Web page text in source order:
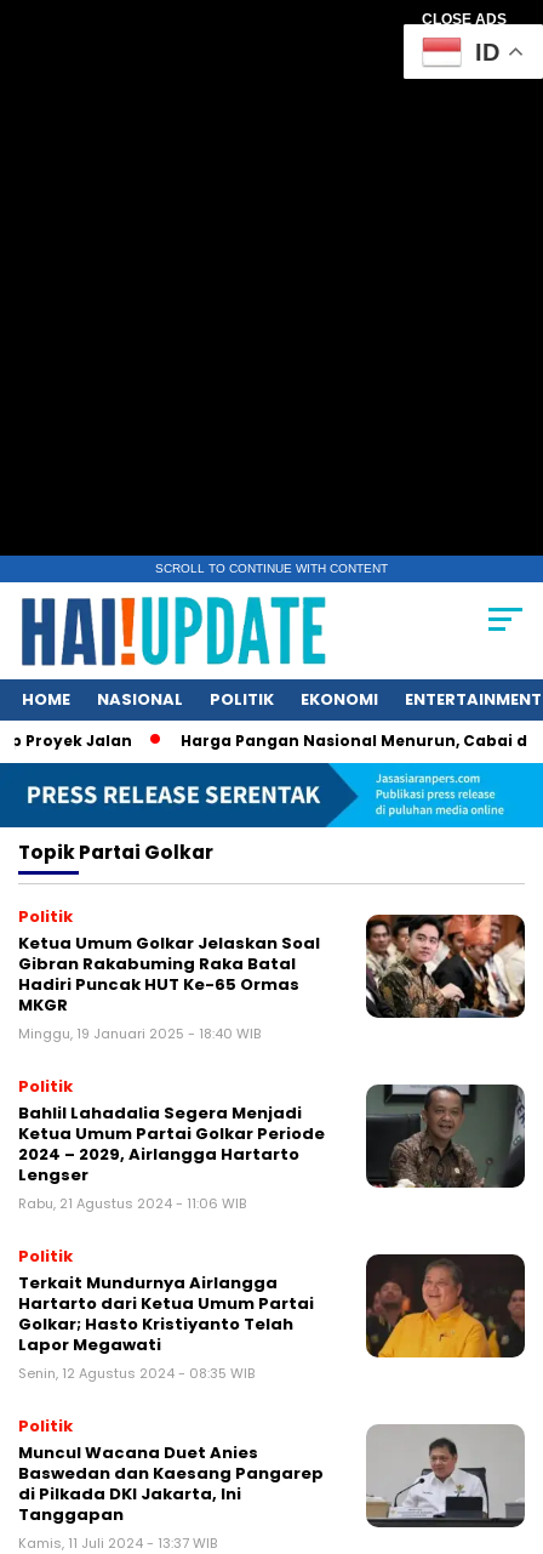
CLOSE ADS
SCROLL TO CONTINUE WITH CONTENT
HOME NASIONAL POLITIK EKONOMI ENTERTAINMENT
Proyek Jalan Harga Pangan Nasional Menurun, Cabai
TopikPartai Golkar
Politik
Ketua Umum Golkar Jelaskan Soal
Gibran Rakabuming Raka Batal
Hadiri Puncak HUT Ke-65 Ormas
MKGR
Minggu, 19 Januari 2025 - 18:40 WIB
Politik
Bahlil Lahadalia Segera Menjadi
Ketua Umum Partai Golkar Periode
2024 – 2029, Airlangga Hartarto
Lengser
Rabu, 21 Agustus 2024 - 11:06 WIB
Politik
Terkait Mundurnya Airlangga
Hartarto dari Ketua Umum Partai
Golkar; Hasto Kristiyanto Telah
Lapor Megawati
Senin, 12 Agustus 2024 - 08:35 WIB
Politik
Muncul Wacana Duet Anies
Baswedan dan Kaesang Pangarep
di Pilkada DKI Jakarta, Ini
Tanggapan
Kamis, 11 Juli 2024 - 13:37 WIB
ID